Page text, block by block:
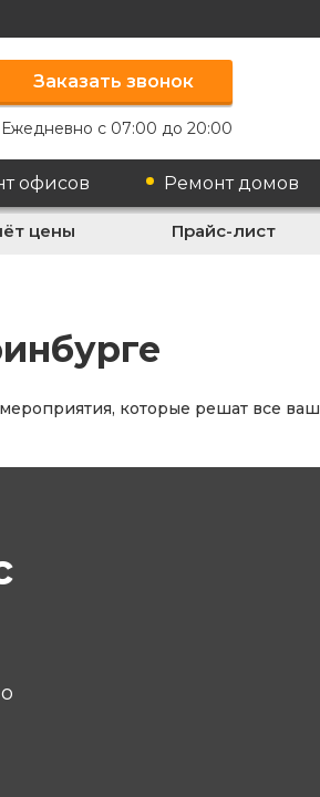
Заказать звонок
Ежедневно с 07:00 до 20:00
офисов Ремонт домов
цены Прайс-лист
которые решат все